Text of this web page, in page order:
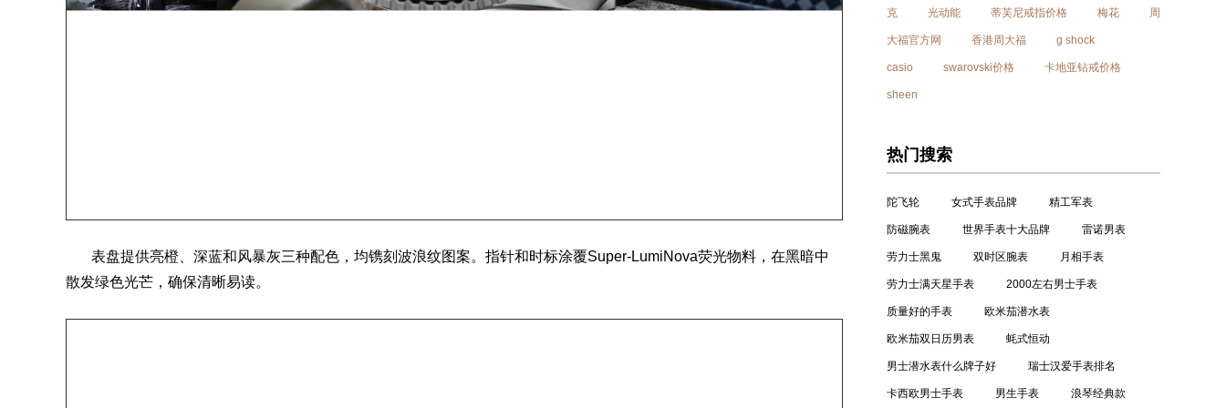
表盘提供亮橙、深蓝和风暴灰三种配色，均镌刻波浪纹图案。指针和时标涂覆Super-LumiNova荧光物料，在黑暗中
散发绿色光芒，确保清晰易读。
克 光动能 蒂芙尼戒指价格 梅花 周
大福官方网 香港周大福 g shock
casio swarovski价格 卡地亚钻戒价格
sheen
热门搜索
陀飞轮 女式手表品牌 精工军表
防磁腕表 世界手表十大品牌 雷诺男表
劳力士黑鬼 双时区腕表 月相手表
劳力士满天星手表 2000左右男士手表
质量好的手表 欧米茄潜水表
欧米茄双日历男表 蚝式恒动
男士潜水表什么牌子好 瑞士汉爱手表排名
卡西欧男士手表 男生手表 浪琴经典款